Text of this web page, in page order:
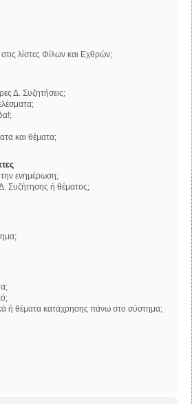
λίστες Φίλων και Εχθρών;
Δ. Συζητήσεις;
και θέματα;
την ενημέρωση;
Συζήτησης ή θέματος;
ή θέματα κατάχρησης πάνω στο σύστημα;